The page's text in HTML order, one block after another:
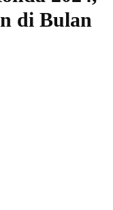
di Bulan